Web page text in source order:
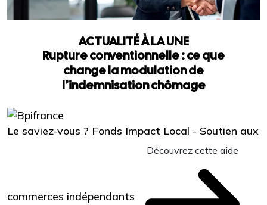
ACTUALITÉ À LA UNE
Rupture conventionnelle : ce que
change la modulation de
l’indemnisation chômage
Le saviez-vous ? Fonds Impact Local - Soutien aux
commerces indépendants
Découvrez cette aide